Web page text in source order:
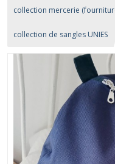
collection mercerie
collection de sangles UNIES